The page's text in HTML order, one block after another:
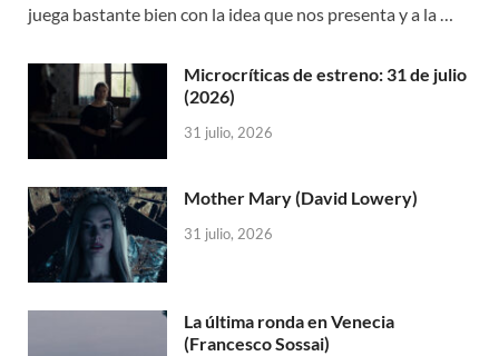
juega bastante bien con la idea que nos presenta y a la …
Microcríticas de estreno: 31 de julio
(2026)
31 julio, 2026
Mother Mary (David Lowery)
31 julio, 2026
La última ronda en Venecia
(Francesco Sossai)